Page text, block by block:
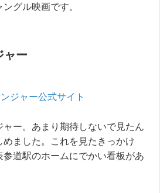
グル映画です。
ー
ジャー公式サイト
ャー。あまり期待しないで見たん
ました。これを見たきっかけ
道駅のホームにでかい看板があ